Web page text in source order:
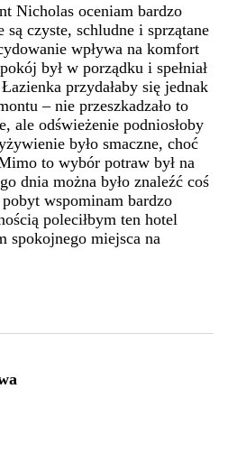
Nicholas oceniam bardzo
czyste, schludne i sprzątane
wpływa na komfort
był w porządku i spełniał
przydałaby się jednak
– nie przeszkadzało to
ale odświeżenie podniosłoby
było smaczne, choć
to wybór potraw był na
dnia można było znaleźć coś
wspominam bardzo
poleciłbym ten hotel
spokojnego miejsca na